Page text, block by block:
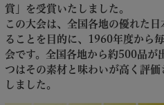
賞」を受賞いたしました。
この大会は、全国各地の優れた
ることを目的に、1960年度から
会です。全国各地から約500品が
つはその素材と味わいが高く評
しました。